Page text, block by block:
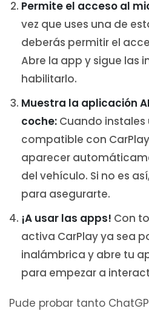
Permite el acceso al
vez que uses una de
deberás permitir el
Abre la app y sigue las
habilitarlo.
Muestra la aplicación
coche: Cuando
compatible con
aparecer
del vehículo. Si no es
para asegurarte.
¡A usar las apps! Con
activa CarPlay ya sea
inalámbrica y abre tu
para empezar a
Pude probar tanto